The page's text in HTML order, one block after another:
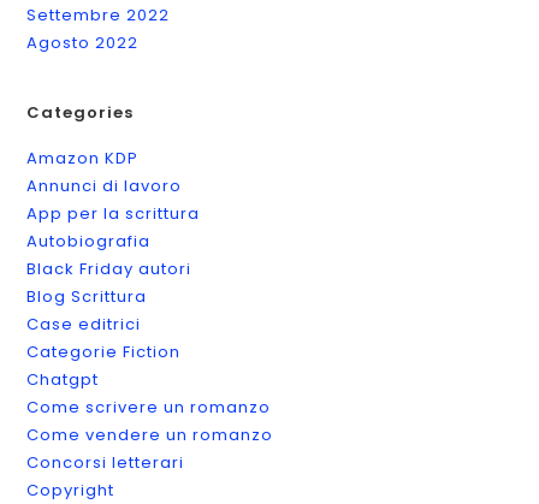
Settembre 2022
Agosto 2022
Categories
Amazon KDP
Annunci di lavoro
App per la scrittura
Autobiografia
Black Friday autori
Blog Scrittura
Case editrici
Categorie Fiction
Chatgpt
Come scrivere un romanzo
Come vendere un romanzo
Concorsi letterari
Copyright